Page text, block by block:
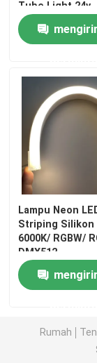
Tube Light 24v
Lampu Neon
Striping Silikon
6000K/ RGBW/
DMX512
Rumah